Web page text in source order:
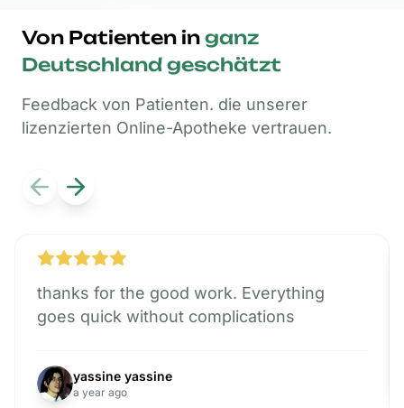
Von Patienten in ganz
Deutschland geschätzt
Feedback von Patienten. die unserer
lizenzierten Online-Apotheke vertrauen.
Previous slide
Next slide
thanks for the good work. Everything
goes quick without complications
yassine yassine
a year ago